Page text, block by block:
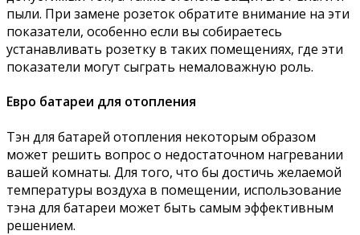
пыли. При замене розеток обратите внимание на эти
показатели, особенно если вы собираетесь
устанавливать розетку в таких помещениях, где эти
показатели могут сыграть немаловажную роль.
Евро батареи для отопления
Тэн для батарей отопления некоторым образом
может решить вопрос о недостаточном нагревании
вашей комнаты. Для того, что бы достичь желаемой
температуры воздуха в помещении, использование
тэна для батареи может быть самым эффективным
решением.